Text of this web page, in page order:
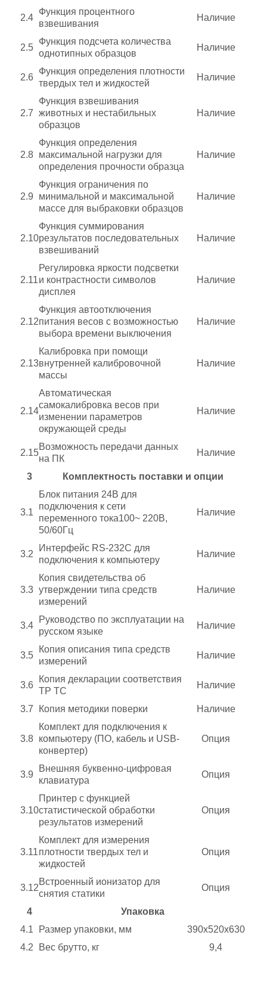
2.4
Функция процентного
взвешивания
Наличие
2.5
Функция подсчета количества
однотипных образцов
Наличие
2.6
Функция определения плотности
твердых тел и жидкостей
Наличие
2.7
Функция взвешивания
животных и нестабильных
образцов
Наличие
2.8
Функция определения
максимальной нагрузки для
определения прочности образца
Наличие
2.9
Функция ограничения по
минимальной и максимальной
массе для выбраковки образцов
Наличие
2.10
Функция суммирования
результатов последовательных
взвешиваний
Наличие
2.11
Регулировка яркости подсветки
и контрастности символов
дисплея
Наличие
2.12
Функция автоотключения
питания весов с возможностью
выбора времени выключения
Наличие
2.13
Калибровка при помощи
внутренней калибровочной
массы
Наличие
2.14
Автоматическая
самокалибровка весов при
изменении параметров
окружающей среды
Наличие
2.15
Возможность передачи данных
на ПК
Наличие
3 Комплектность поставки и опции
3.1
Блок питания 24В для
подключения к сети
переменного тока100~ 220В,
50/60Гц
Наличие
3.2
Интерфейс RS-232C для
подключения к компьютеру
Наличие
3.3
Копия свидетельства об
утверждении типа средств
измерений
Наличие
3.4
Руководство по эксплуатации на
русском языке
Наличие
3.5
Копия описания типа средств
измерений
Наличие
3.6
Копия декларации соответствия
ТР ТС
Наличие
3.7 Копия методики поверки Наличие
3.8
Комплект для подключения к
компьютеру (ПО, кабель и USB-
конвертер)
Опция
3.9
Внешняя буквенно-цифровая
клавиатура
Опция
3.10
Принтер с функцией
статистической обработки
результатов измерений
Опция
3.11
Комплект для измерения
плотности твердых тел и
жидкостей
Опция
3.12
Встроенный ионизатор для
снятия статики
Опция
4
Упаковка
4.1
Размер упаковки, мм
390х520х630
4.2
Вес брутто, кг 9,4